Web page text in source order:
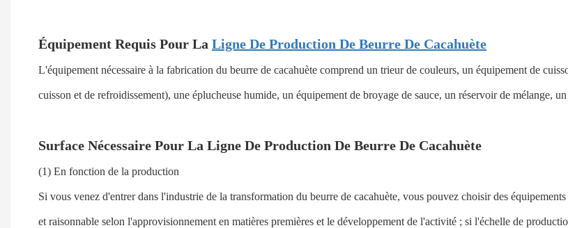
Équipement Requis Pour La Ligne De Production De Beurre De Cacahuète
L'équipement nécessaire à la fabrication du beurre de cacahuète comprend un trieur de couleurs, un équipement de
cuisson et de refroidissement), une éplucheuse humide, un équipement de broyage de sauce, un réservoir de mélange,
Surface Nécessaire Pour La Ligne De Production De Beurre De Cacahuète
(1) En fonction de la production
Si vous venez d'entrer dans l'industrie de la transformation du beurre de cacahuète, vous pouvez choisir des
et raisonnable selon l'approvisionnement en matières premières et le développement de l'activité ; si l'échelle de